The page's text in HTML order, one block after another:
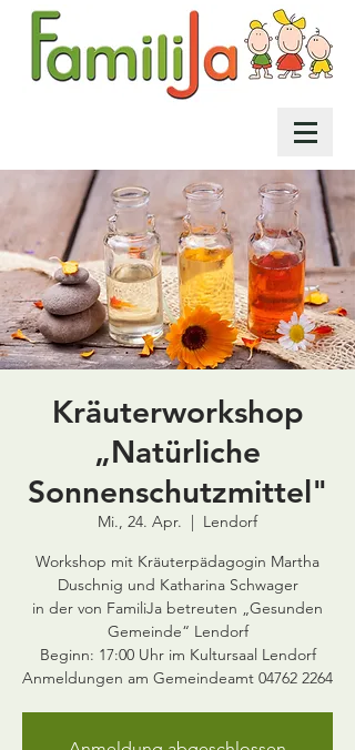
Kräuterworkshop
„Natürliche
Sonnenschutzmittel"
Mi., 24. Apr.
  |
Lendorf
Workshop mit Kräuterpädagogin Martha
Duschnig und Katharina Schwager
in der von FamiliJa betreuten „Gesunden
Gemeinde“ Lendorf
Beginn: 17:00 Uhr im Kultursaal Lendorf